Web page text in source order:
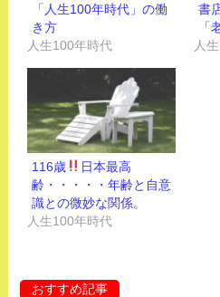
「人生100年時代」の働
き方
人生100年時代
書
「
人
116歳
日本最高
齢・・・・・年齢と自意
識との微妙な関係。
人生100年時代
おすすめ記事